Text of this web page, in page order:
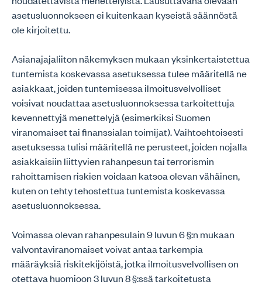
asetusluonnokseen ei kuitenkaan kyseistä säännöstä
ole kirjoitettu.
Asianajajaliiton näkemyksen mukaan yksinkertaistettua
tuntemista koskevassa asetuksessa tulee määritellä ne
asiakkaat, joiden tuntemisessa ilmoitusvelvolliset
voisivat noudattaa asetusluonnoksessa tarkoitettuja
kevennettyjä menettelyjä (esimerkiksi Suomen
viranomaiset tai finanssialan toimijat). Vaihtoehtoisesti
asetuksessa tulisi määritellä ne perusteet, joiden nojalla
asiakkaisiin liittyvien rahanpesun tai terrorismin
rahoittamisen riskien voidaan katsoa olevan vähäinen,
kuten on tehty tehostettua tuntemista koskevassa
asetusluonnoksessa.
Voimassa olevan rahanpesulain 9 luvun 6 §:n mukaan
valvontaviranomaiset voivat antaa tarkempia
määräyksiä riskitekijöistä, jotka ilmoitusvelvollisen on
otettava huomioon 3 luvun 8 §:ssä tarkoitetusta